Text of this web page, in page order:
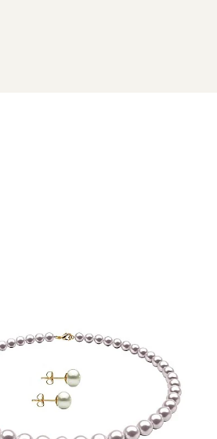
manual, montate în
perlelor.
de frumusețe și forță